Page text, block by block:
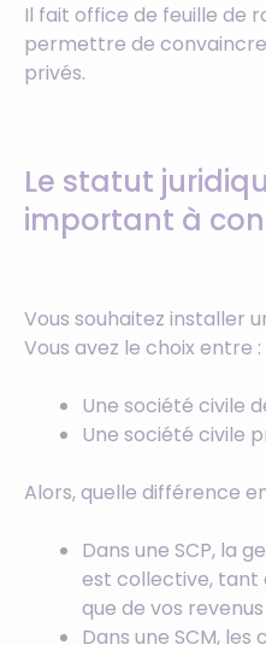
Il fait office de feuille de
permettre de convaincre
privés.
Le statut
important à
Vous souhaitez installer
Vous avez le choix entre :
Une société civile
Une société civile
Alors, quelle différence
Dans une SCP, la
est collective, tant
que de vos revenus
Dans une SCM,